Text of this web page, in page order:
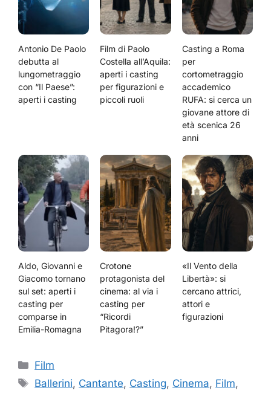
Antonio De Paolo
debutta al
lungometraggio
con “Il Paese”:
aperti i casting
Film di Paolo
Costella all’Aquila:
aperti i casting
per figurazioni e
piccoli ruoli
Casting a Roma
per
cortometraggio
accademico
RUFA: si cerca un
giovane attore di
età scenica 26
anni
Aldo, Giovanni e
Giacomo tornano
sul set: aperti i
casting per
comparse in
Emilia-Romagna
Crotone
protagonista del
cinema: al via i
casting per
“Ricordi
Pitagora!?”
«Il Vento della
Libertà»: si
cercano attrici,
attori e
figurazioni
Categorie
Film
Tag
Ballerini, Cantante, Casting, Cinema, Film,